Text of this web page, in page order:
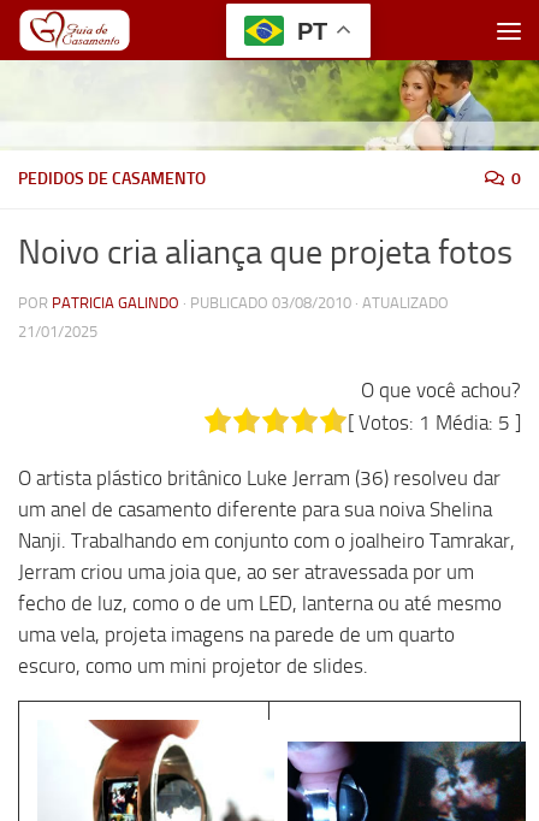
Skip to content
PEDIDOS DE CASAMENTO 0
Noivo cria aliança que projeta fotos
POR PATRICIA GALINDO · PUBLICADO 03/08/2010 · ATUALIZADO
21/01/2025
O que você achou?
[ Votos: 1 Média: 5 ]
O artista plástico britânico Luke Jerram (36) resolveu dar
um anel de casamento diferente para sua noiva Shelina
Nanji. Trabalhando em conjunto com o joalheiro Tamrakar,
Jerram criou uma joia que, ao ser atravessada por um
fecho de luz, como o de um LED, lanterna ou até mesmo
uma vela, projeta imagens na parede de um quarto
escuro, como um mini projetor de slides.
PT